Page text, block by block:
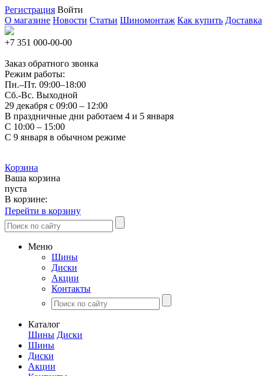
Регистрация Войти
О магазине Новости Статьи Шиномонтаж Как купить Доставка
+7 351 000-00-00
Заказ обратного звонка
Режим работы:
Пн.–Пт. 09:00–18:00
Сб.-Вс. Выходной
29 декабря с 09:00 – 12:00
В праздничные дни работаем 4 и 5 января
С 10:00 – 15:00
С 9 января в обычном режиме
Корзина
Ваша корзина
пуста
В корзине:
Перейти в корзину
Меню
Шины
Диски
Акции
Контакты
Каталог
Шины Диски
Шины
Диски
Акции